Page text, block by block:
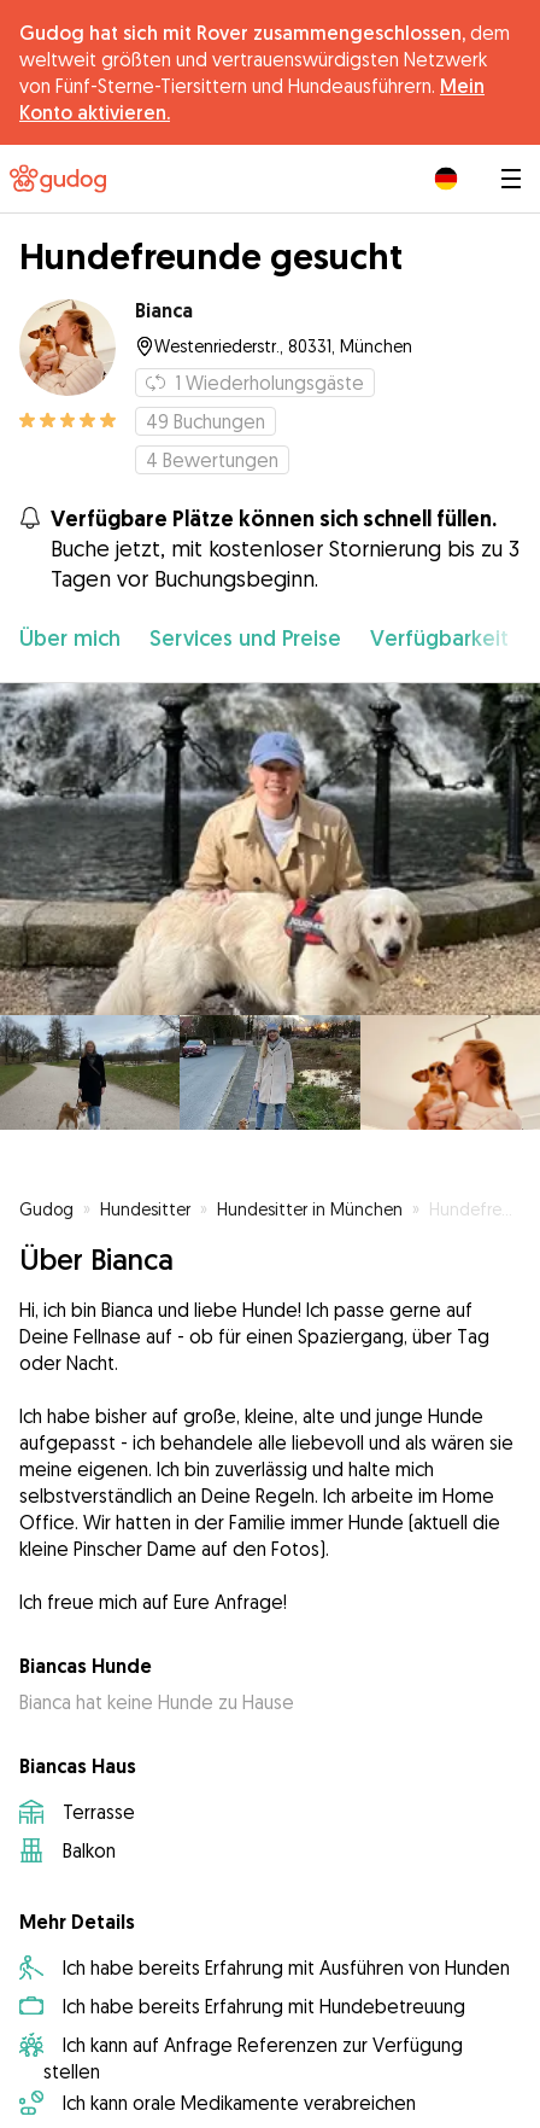
Gudog hat sich mit Rover zusammengeschlossen, dem
weltweit größten und vertrauenswürdigsten Netzwerk
von Fünf-Sterne-Tiersittern und Hundeausführern. Mein
Konto aktivieren.
Hundefreunde gesucht
Bianca
Westenriederstr., 80331, München
1 Wiederholungsgäste
49 Buchungen
4 Bewertungen
Verfügbare Plätze können sich schnell füllen.
Buche jetzt, mit kostenloser Stornierung bis zu 3
Tagen vor Buchungsbeginn.
Über mich Services und Preise Verfügbarkeit
Gudog » Hundesitter » Hundesitter in München » Hundefreunde gesucht
Über Bianca
Hi, ich bin Bianca und liebe Hunde! Ich passe gerne auf
Deine Fellnase auf - ob für einen Spaziergang, über Tag
oder Nacht.
Ich habe bisher auf große, kleine, alte und junge Hunde
aufgepasst - ich behandele alle liebevoll und als wären sie
meine eigenen. Ich bin zuverlässig und halte mich
selbstverständlich an Deine Regeln. Ich arbeite im Home
Office. Wir hatten in der Familie immer Hunde (aktuell die
kleine Pinscher Dame auf den Fotos).
Ich freue mich auf Eure Anfrage!
Biancas Hunde
Bianca hat keine Hunde zu Hause
Biancas Haus
Terrasse
Balkon
Mehr Details
Ich habe bereits Erfahrung mit Ausführen von Hunden
Ich habe bereits Erfahrung mit Hundebetreuung
Ich kann auf Anfrage Referenzen zur Verfügung
stellen
Ich kann orale Medikamente verabreichen